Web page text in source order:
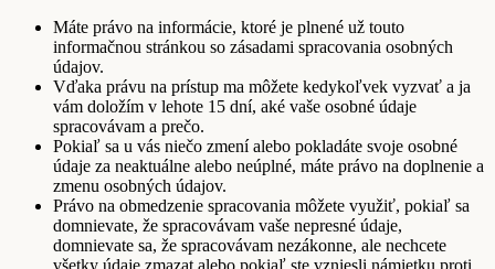
Máte právo na informácie, ktoré je plnené už touto
informačnou stránkou so zásadami spracovania osobných
údajov.
Vďaka právu na prístup ma môžete kedykoľvek vyzvať a ja
vám doložím v lehote 15 dní, aké vaše osobné údaje
spracovávam a prečo.
Pokiaľ sa u vás niečo zmení alebo pokladáte svoje osobné
údaje za neaktuálne alebo neúplné, máte právo na doplnenie a
zmenu osobných údajov.
Právo na obmedzenie spracovania môžete využiť, pokiaľ sa
domnievate, že spracovávam vaše nepresné údaje,
domnievate sa, že spracovávam nezákonne, ale nechcete
všetky údaje zmazat alebo pokiaľ ste vzniesli námietku proti